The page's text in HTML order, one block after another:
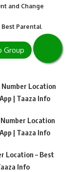
and Change
Best Parental
Location
| Taaza Info
Location
| Taaza Info
Location – Best
Info